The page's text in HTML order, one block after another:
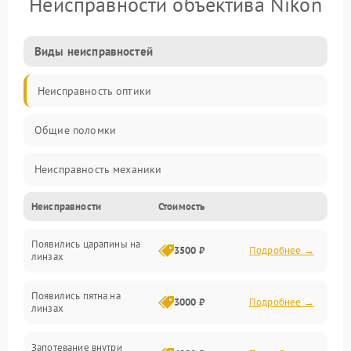
Виды неисправностей
Неисправность оптики
Общие поломки
Неисправность механики
Неисправность электроники (если объектив с мотором/
Прочие неисправности
Неисправности Стоимость
Появились царапины на
линзах
3500 ₽ Подробнее →
Появились пятна на
линзах
3000 ₽ Подробнее →
Запотевание внутри